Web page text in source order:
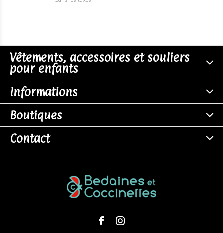
Vêtements, accessoires et souliers
pour enfants
Informations
Boutiques
Contact